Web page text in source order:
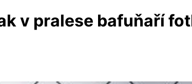
v pralese bafuňaří